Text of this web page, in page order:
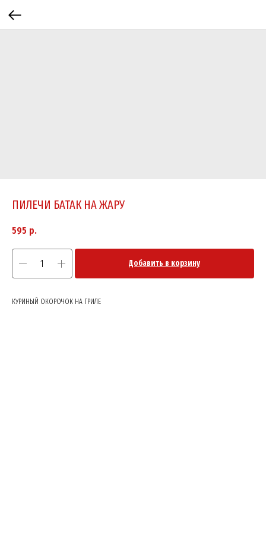
ПИЛЕЧИ БАТАК НА ЖАРУ
595 р.
Добавить в корзину
КУРИНЫЙ ОКОРОЧОК НА ГРИЛЕ